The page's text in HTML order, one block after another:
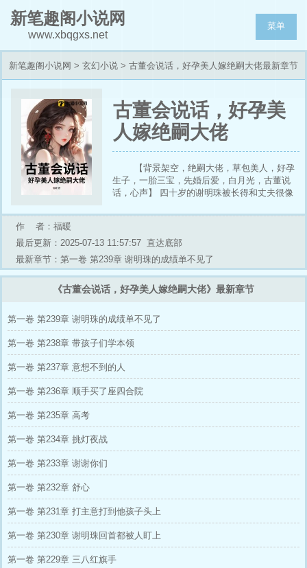
新笔趣阁小说网
www.xbqgxs.net
菜单
新笔趣阁小说网 > 玄幻小说 > 古董会说话，好孕美人嫁绝嗣大佬最新章节
古董会说话，好孕美
人嫁绝嗣大佬
【背景架空，绝嗣大佬，草包美人，好孕
生子，一胎三宝，先婚后爱，白月光，古董说
话，心声】 四十岁的谢明珠被长得和丈夫很像
寄回来的钱全都落到了养子手里。死后谢明珠的
遭遇全是因为这母女俩。 “谢明珠空有皮囊，就
是个草包。” “妈，还是你的办法好，这些年看着
谢明珠锤死挣扎，可真是舒坦。” “妈就说不能
急，谢家这么多宝贝，随便拿一件出来拍卖都能
赚几百上千万，还是你爷爷有眼光。” …… 再睁
眼，谢明珠发现自己重生回到了被养母诬陷举报
的前一刻。 还有，她竟然能听到古董们的心
声，于是谢明珠果断契约空间，收走谢家密室里
的宝藏以及那封信，坐等养母和姐姐被打脸。
有宅子里的古董为谢明珠通风报信，每一次养母
的阴谋都落空，养母被气得中风，姐姐小产，又
被丈夫发现出轨。 此时，未来大佬，终身未
婚，也没有子嗣的贺兰舟还是个少年，沉稳，好
看，关键是他看谢明珠的眼神似乎有些异样，谢
这天大的艳福，她是享还是享？ 排雷：本书为
光，女主能听到古董，老鼠，乌龟等的心声。）
作 者：福暖
最后更新：2025-07-13 11:57:57 直达底部
最新章节：第一卷 第239章 谢明珠的成绩单不见了
《古董会说话，好孕美人嫁绝嗣大佬》最新章节
第一卷 第239章 谢明珠的成绩单不见了
第一卷 第238章 带孩子们学本领
第一卷 第237章 意想不到的人
第一卷 第236章 顺手买了座四合院
第一卷 第235章 高考
第一卷 第234章 挑灯夜战
第一卷 第233章 谢谢你们
第一卷 第232章 舒心
第一卷 第231章 打主意打到他孩子头上
第一卷 第230章 谢明珠回首都被人盯上
第一卷 第229章 三八红旗手